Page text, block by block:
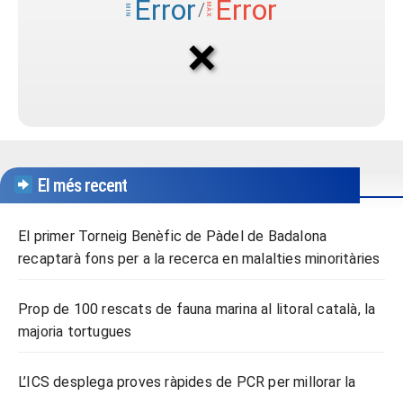
El més recent
El primer Torneig Benèfic de Pàdel de Badalona
recaptarà fons per a la recerca en malalties minoritàries
Prop de 100 rescats de fauna marina al litoral català, la
majoria tortugues
L’ICS desplega proves ràpides de PCR per millorar la